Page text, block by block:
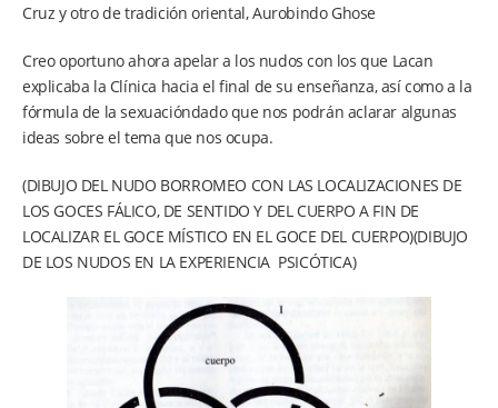
Cruz y otro de tradición oriental, Aurobindo Ghose
Creo oportuno ahora apelar a los nudos con los que Lacan
explicaba la Clínica hacia el final de su enseñanza, así como a la
fórmula de la sexuacióndado que nos podrán aclarar algunas
ideas sobre el tema que nos ocupa.
(DIBUJO DEL NUDO BORROMEO CON LAS LOCALIZACIONES DE
LOS GOCES FÁLICO, DE SENTIDO Y DEL CUERPO A FIN DE
LOCALIZAR EL GOCE MÍSTICO EN EL GOCE DEL CUERPO)(DIBUJO
DE LOS NUDOS EN LA EXPERIENCIA PSICÓTICA)